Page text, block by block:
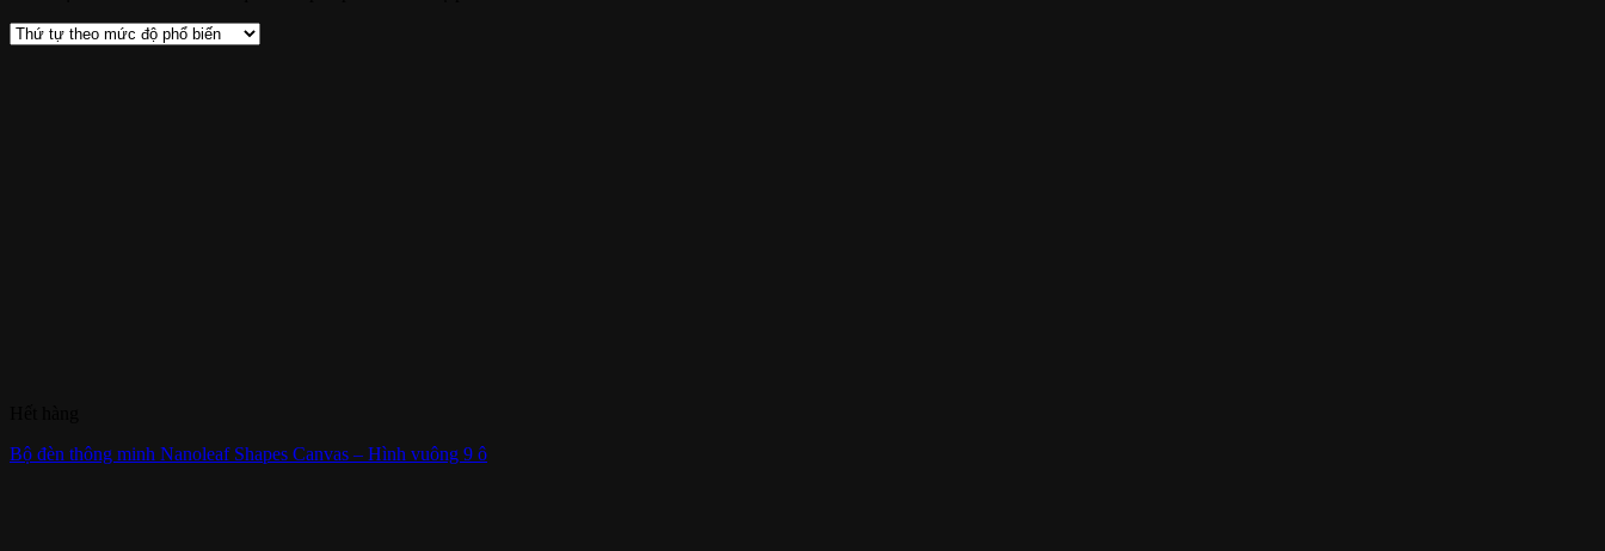
Bộ đèn thông minh Nanoleaf Shapes Canvas – Hình vuông 9 ô